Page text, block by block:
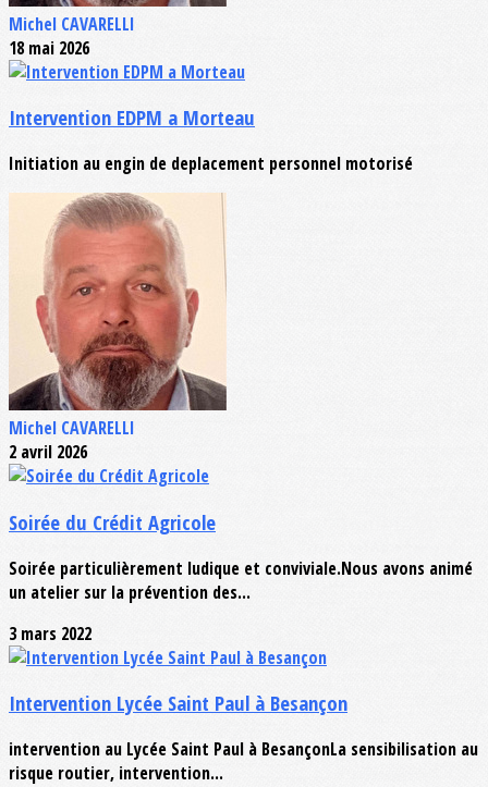
Michel CAVARELLI
18 mai 2026
Intervention EDPM a Morteau
Initiation au engin de deplacement personnel motorisé
Michel CAVARELLI
2 avril 2026
Soirée du Crédit Agricole
Soirée particulièrement ludique et conviviale.Nous avons animé
un atelier sur la prévention des...
3 mars 2022
Intervention Lycée Saint Paul à Besançon
intervention au Lycée Saint Paul à BesançonLa sensibilisation au
risque routier, intervention...